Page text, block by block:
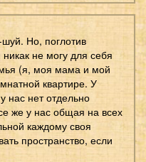
Но, поглотив
не могу для себя
(я, моя мама и мой
квартире. У
нас нет отдельно
же у нас общая на всех
каждому своя
пространство, если